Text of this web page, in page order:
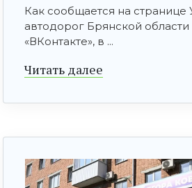
Как сообщается на странице
автодорог Брянской области
«ВКонтакте», в ...
Читать далее